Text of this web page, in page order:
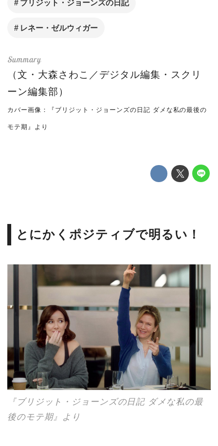
ブリジット・ジョーンズの日記
レネー・ゼルウィガー
（文・大森さわこ／デジタル編集・スクリ
ーン編集部）
カバー画像：『ブリジット・ジョーンズの日記 ダメな私の最後の
モテ期』より
とにかくポジティブで明るい！
『ブリジット・ジョーンズの日記 ダメな私の最
後のモテ期』より